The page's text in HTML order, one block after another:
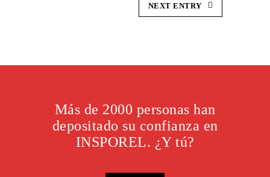
NEXT ENTRY
Más de 2000 personas han
depositado su confianza en
INSPOREL. ¿Y tú?